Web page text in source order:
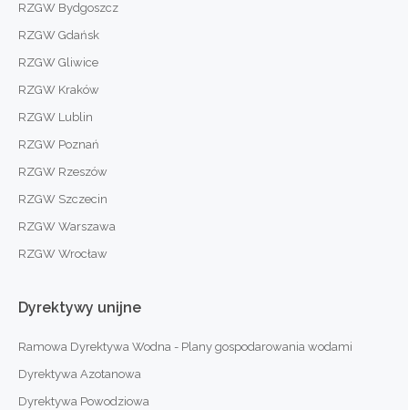
RZGW Bydgoszcz
RZGW Gdańsk
RZGW Gliwice
RZGW Kraków
RZGW Lublin
RZGW Poznań
RZGW Rzeszów
RZGW Szczecin
RZGW Warszawa
RZGW Wrocław
Dyrektywy unijne
Ramowa Dyrektywa Wodna - Plany gospodarowania wodami
Dyrektywa Azotanowa
Dyrektywa Powodziowa